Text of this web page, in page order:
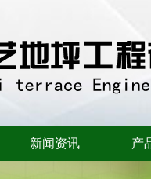
新闻资讯 产